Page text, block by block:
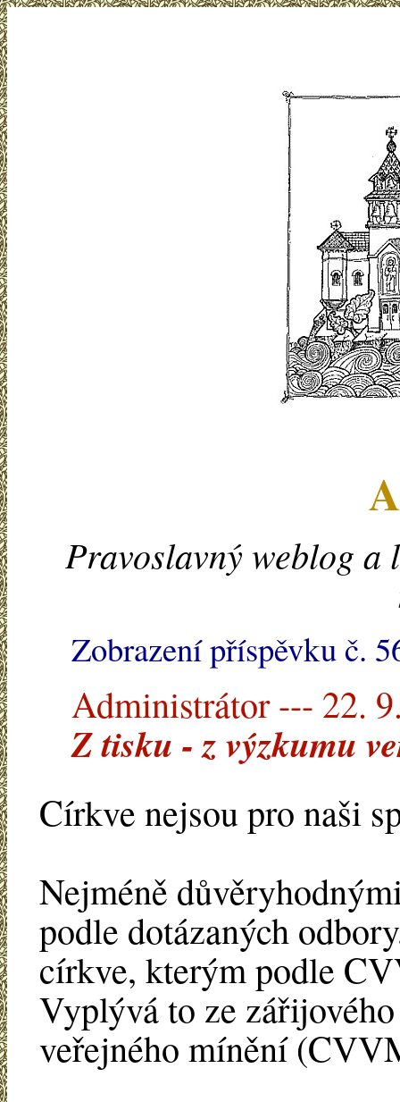
Pravoslavný weblog a
Zobrazení příspěvku č.
Administrátor --- 22.
Z tisku - z výzkumu
Církve nejsou pro naši
Nejméně
podle dotázaných
církve, kterým podle
Vyplývá to ze
veřejného mínění